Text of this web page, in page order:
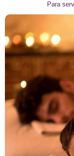
Para